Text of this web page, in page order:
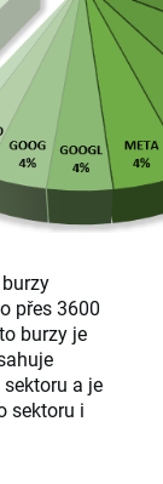
přes 3600
burzy je
a je
sektoru i